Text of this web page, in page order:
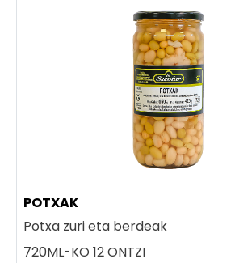
POTXAK
Potxa zuri eta berdeak
720ML-KO 12 ONTZI